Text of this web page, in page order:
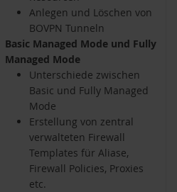
Anlegen und Löschen von
BOVPN Tunneln
Basic Managed Mode und Fully
Managed Mode
Unterschiede zwischen
Basic und Fully Managed
Mode
Erstellung von zentral
verwalteten Firewall
Templates für Aliase,
Firewall Policies, Proxies
etc.